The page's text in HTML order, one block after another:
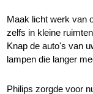
Maak licht werk van
zelfs in kleine
Knap de auto's van
lampen die langer
Philips zorgde voor